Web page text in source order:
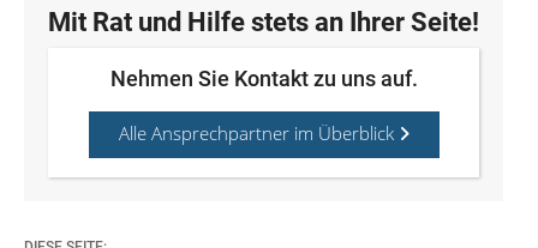
Mit Rat und Hilfe stets an Ihrer Seite!
Nehmen Sie Kontakt zu uns auf.
Alle Ansprechpartner im Überblick